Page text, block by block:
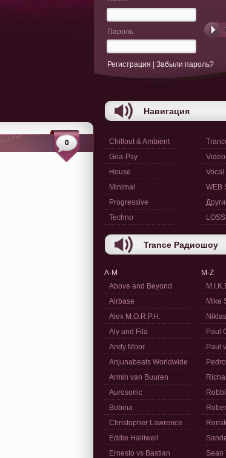
0
Пароль
Регистрация Забыли пароль?
Навигация
Chillout & Ambient
Goa-Psy
House
Minimal
Progressive
Techno
Video
Vocal
WEB
Trance Радиошоу
A-M
Above and Beyond
Airbase
Alex M.O.R.P.H.
Aly and Fila
Andy Moor
Anjunabeats Worldwide
Armin van Buuren
Aurosonic
Bobina
Christopher Lawrence
Eddie Halliwell
Ernesto vs Bastian
M-Z
Mike
Paul
Paul
Sean